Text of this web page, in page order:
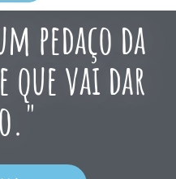
pedaço da
que vai dar